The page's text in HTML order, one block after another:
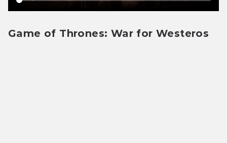
Game of Thrones: War for Westeros